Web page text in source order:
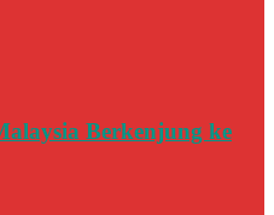
Berkenjung ke